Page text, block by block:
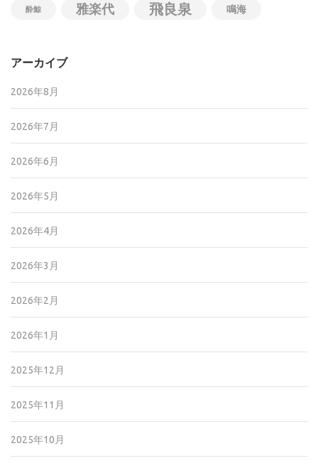
酔鯨 雅楽代 飛良泉 鳴海
アーカイブ
2026年8月
2026年7月
2026年6月
2026年5月
2026年4月
2026年3月
2026年2月
2026年1月
2025年12月
2025年11月
2025年10月